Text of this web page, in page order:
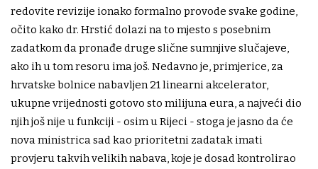
redovite revizije ionako formalno provode svake godine,
očito kako dr. Hrstić dolazi na to mjesto s posebnim
zadatkom da pronađe druge slične sumnjive slučajeve,
ako ih u tom resoru ima još. Nedavno je, primjerice, za
hrvatske bolnice nabavljen 21 linearni akcelerator,
ukupne vrijednosti gotovo sto milijuna eura, a najveći dio
njih još nije u funkciji - osim u Rijeci - stoga je jasno da će
nova ministrica sad kao prioritetni zadatak imati
provjeru takvih velikih nabava, koje je dosad kontrolirao